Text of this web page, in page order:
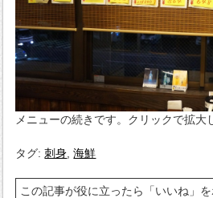
メニューの続きです。クリックで拡大
タグ:刺身 ,海鮮
この記事が役に立ったら「いいね」を